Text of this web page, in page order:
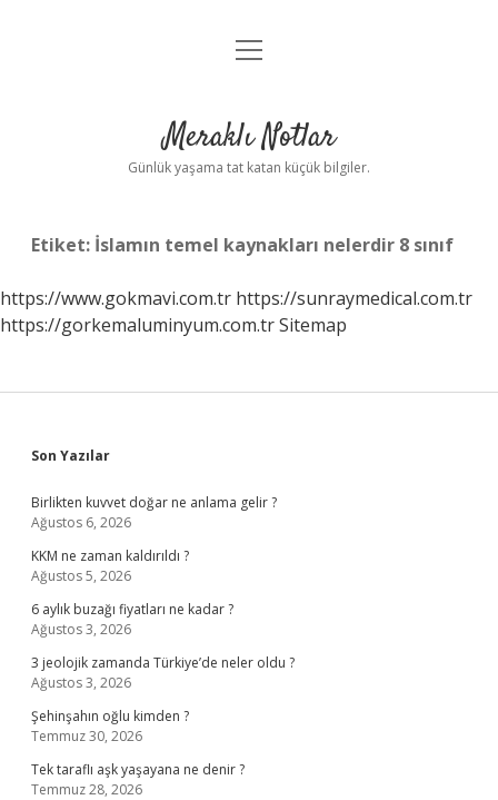
Anasayfa
Yasal Uyarı
menüyü
Meraklı Notlar
Günlük yaşama tat katan küçük bilgiler.
Etiket: İslamın temel kaynakları nelerdir 8 sınıf
https://www.gokmavi.com.tr https://sunraymedical.com.tr
https://gorkemaluminyum.com.trSitemap
Sidebar
Son Yazılar
Birlikten kuvvet doğar ne anlama gelir ?
Ağustos 6, 2026
KKM ne zaman kaldırıldı ?
Ağustos 5, 2026
6 aylık buzağı fiyatları ne kadar ?
Ağustos 3, 2026
3 jeolojik zamanda Türkiye’de neler oldu ?
Ağustos 3, 2026
Şehinşahın oğlu kimden ?
Temmuz 30, 2026
Tek taraflı aşk yaşayana ne denir ?
Temmuz 28, 2026